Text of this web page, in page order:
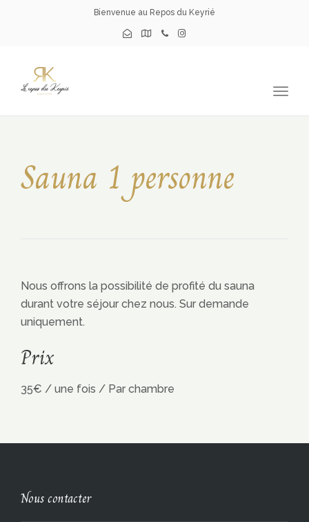
Bienvenue au Repos du Keyrié
Sauna 1 personne
Nous offrons la possibilité de profité du sauna
durant votre séjour chez nous. Sur demande
uniquement.
Prix
35€ / une fois / Par chambre
Nous contacter